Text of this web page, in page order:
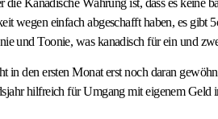
die Kanadische Währung ist, dass es keine
wegen einfach abgeschafft haben, es gibt
und Toonie, was kanadisch für ein und
in den ersten Monat erst noch daran
hilfreich für Umgang mit eigenem Geld